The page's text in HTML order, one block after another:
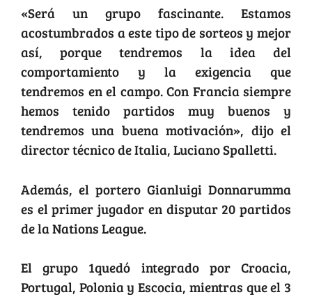
«Será un grupo fascinante. Estamos
acostumbrados a este tipo de sorteos y mejor
así, porque tendremos la idea del
comportamiento y la exigencia que
tendremos en el campo. Con Francia siempre
hemos tenido partidos muy buenos y
tendremos una buena motivación», dijo el
director técnico de Italia, Luciano Spalletti.
Además, el portero Gianluigi Donnarumma
es el primer jugador en disputar 20 partidos
de la Nations League.
El grupo 1quedó integrado por Croacia,
Portugal, Polonia y Escocia, mientras que el 3